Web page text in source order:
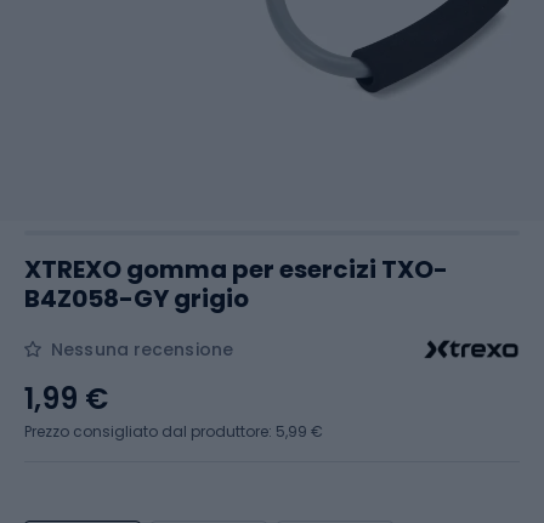
XTREXO gomma per esercizi TXO-
B4Z058-GY grigio
Nessuna recensione
1,99 €
Prezzo consigliato dal produttore: 5,99 €